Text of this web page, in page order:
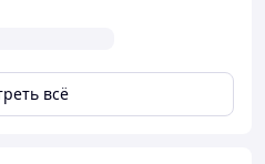
всё